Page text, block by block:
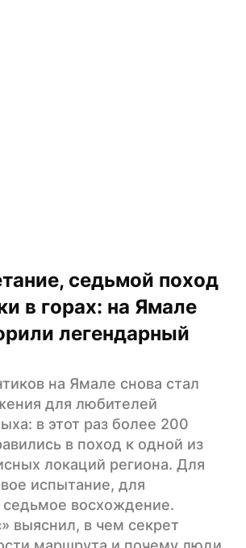
седьмой поход
в горах: на Ямале
легендарный
на Ямале снова стал
для любителей
в этот раз более 200
в поход к одной из
локаций региона. Для
испытание, для
седьмое восхождение.
выяснил, в чем секрет